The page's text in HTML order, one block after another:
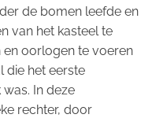
de bomen leefde en
van het kasteel te
en oorlogen te voeren
die het eerste
In deze
rechter, door